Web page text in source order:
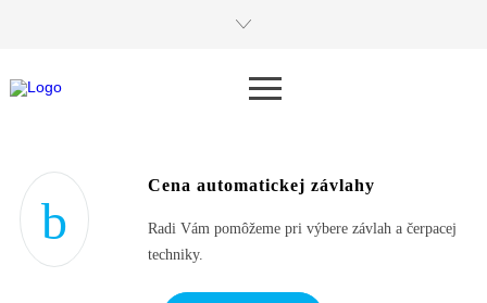
Cena automatickej závlahy
Radi Vám pomôžeme pri výbere závlah a čerpacej
techniky.